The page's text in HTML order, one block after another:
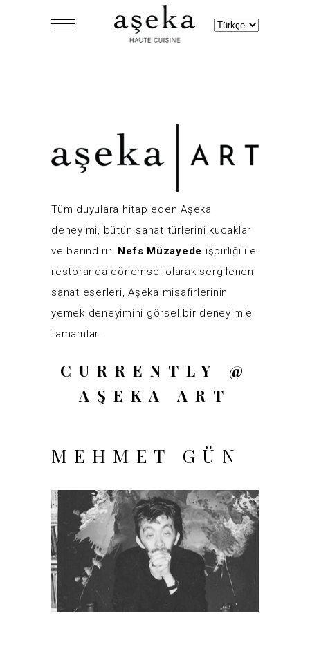
Dil
Tüm duyulara hitap eden Aşeka
deneyimi, bütün sanat türlerini kucaklar
ve barındırır. Nefs Müzayede işbirliği ile
restoranda dönemsel olarak sergilenen
sanat eserleri, Aşeka misafirlerinin
yemek deneyimini görsel bir deneyimle
tamamlar.
CURRENTLY @
AŞEKA ART
MEHMET GÜN